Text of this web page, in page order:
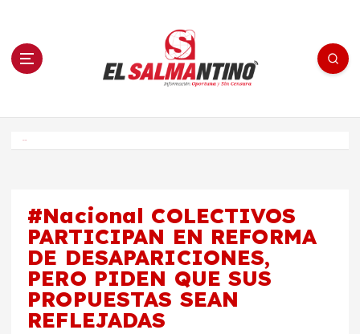
n El Salmantino - medios/noticias/editorial
#Nacional COLECTIVOS
PARTICIPAN EN REFORMA
DE DESAPARICIONES,
PERO PIDEN QUE SUS
PROPUESTAS SEAN
REFLEJADAS